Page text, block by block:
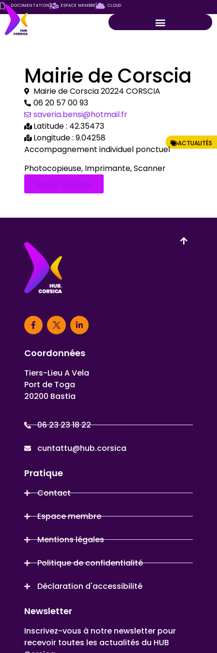
DOCUMENTATION ESPACE MEMBRE CLOUD
ACTUALITÉS
Mairie de Corscia
Mairie de Corscia 20224 CORSCIA
06 20 57 00 93
saveria.bensi@hotmail.fr
Latitude : 42.35473
Longitude : 9.04258
Accompagnement individuel ponctuel
Photocopieuse, Imprimante, Scanner
Retour à la liste
Coordonnées
Tiers-Lieu A Vela
Port de Toga
20200 Bastia
06 23 23 18 22
cuntattu@hub.corsica
Pratique
Contact
Espace membre
Mentions légales
Politique de confidentialité
Déclaration d'accessibilité
Newsletter
Inscrivez-vous à notre newsletter pour
recevoir toutes les actualités du HUB